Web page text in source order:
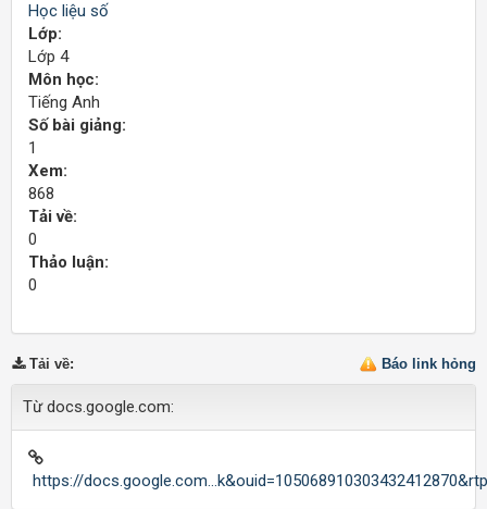
Học liệu số
Lớp:
Lớp 4
Môn học:
Tiếng Anh
Số bài giảng:
1
Xem:
868
Tải về:
0
Thảo luận:
0
Báo link hỏng
Tải về:
Từ docs.google.com:
https://